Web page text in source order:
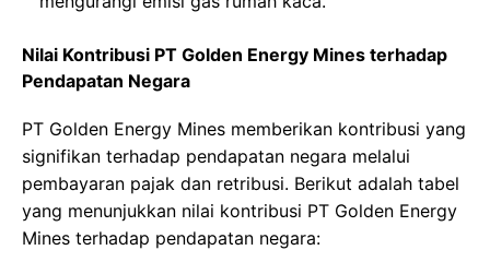
Nilai Kontribusi PT Golden Energy Mines terhadap
Pendapatan Negara
PT Golden Energy Mines memberikan kontribusi yang
signifikan terhadap pendapatan negara melalui
pembayaran pajak dan retribusi. Berikut adalah tabel
yang menunjukkan nilai kontribusi PT Golden Energy
Mines terhadap pendapatan negara: